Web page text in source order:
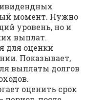
момент. Нужно
уровень, но и
выплат.
для оценки
Показывает,
выплаты долгов
оценить срок